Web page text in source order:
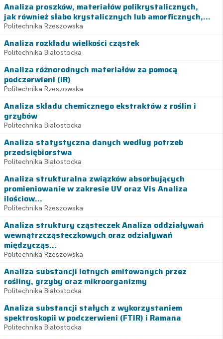
Analiza proszków, materiałów polikrystalicznych,
jak również słabo krystalicznych lub amorficznych,...
Politechnika Rzeszowska
Analiza rozkładu wielkości cząstek
Politechnika Białostocka
Analiza różnorodnych materiałów za pomocą
podczerwieni (IR)
Politechnika Rzeszowska
Analiza składu chemicznego ekstraktów z roślin i
grzybów
Politechnika Białostocka
Analiza statystyczna danych według potrzeb
przedsiębiorstwa
Politechnika Białostocka
Analiza strukturalna związków absorbujących
promieniowanie w zakresie UV oraz Vis Analiza
ilościow...
Politechnika Rzeszowska
Analiza struktury cząsteczek Analiza oddziaływań
wewnątrzcząsteczkowych oraz odziaływań
międzycząs...
Politechnika Rzeszowska
Analiza substancji lotnych emitowanych przez
rośliny, grzyby oraz mikroorganizmy
Politechnika Białostocka
Analiza substancji stałych z wykorzystaniem
spektroskopii w podczerwieni (FTIR) i Ramana
Politechnika Białostocka